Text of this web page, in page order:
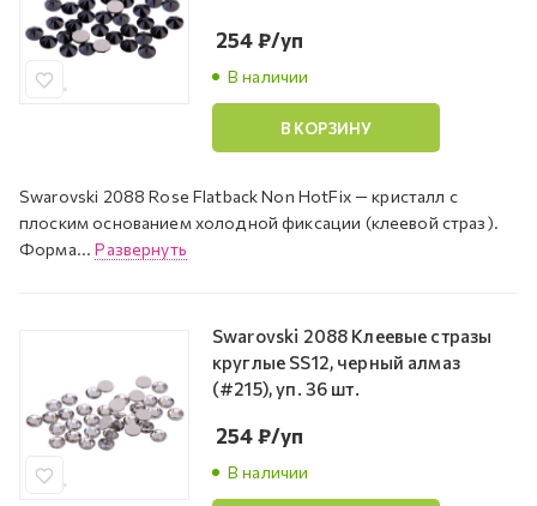
В наличии
254₽/уп
В КОРЗИНУ
Swarovski 2088 Rose Flatback Non HotFix — кристалл с
плоским основанием холодной фиксации (клеевой страз).
Форма...Развернуть
Swarovski 2088 Клеевые стразы
круглые SS12, черный алмаз
(#215), уп. 36 шт.
В наличии
254₽/уп